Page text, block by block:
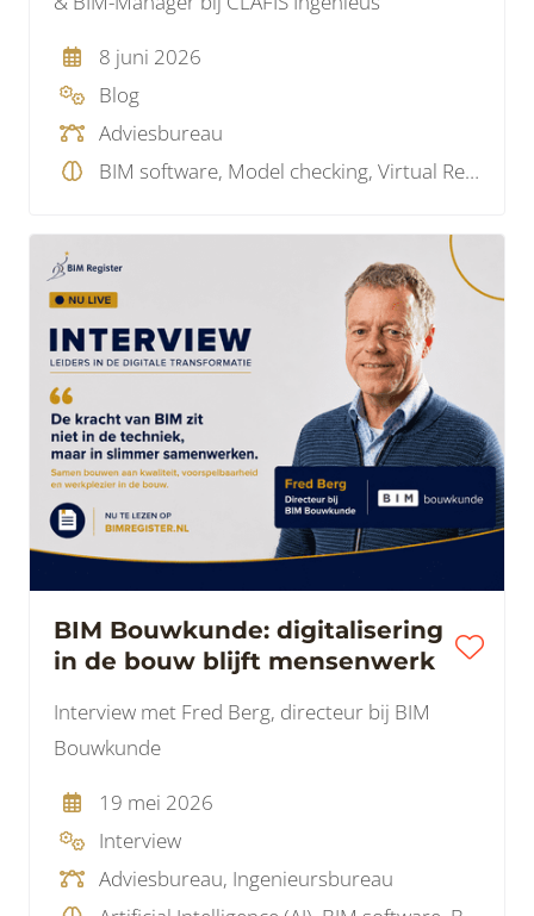
8 juni 2026
Blog
Adviesbureau
BIM software, Model checking, Virtual Reality, Visualisatie
BIM Bouwkunde: digitalisering
in de bouw blijft mensenwerk
Interview met Fred Berg, directeur bij BIM
Bouwkunde
19 mei 2026
Interview
Adviesbureau, Ingenieursbureau